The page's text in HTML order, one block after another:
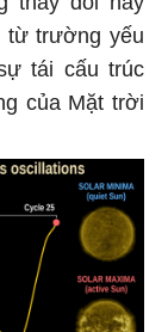
từ trường yếu
tái cấu trúc
của Mặt trời